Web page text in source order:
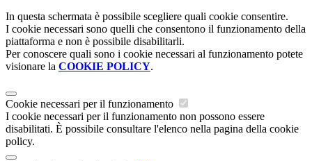
In questa schermata è possibile scegliere quali cookie consentire.
I cookie necessari sono quelli che consentono il funzionamento della
piattaforma e non è possibile disabilitarli.
Per conoscere quali sono i cookie necessari al funzionamento potete
visionare la COOKIE POLICY.
Cookie necessari per il funzionamento
I cookie necessari per il funzionamento non possono essere
disabilitati. È possibile consultare l'elenco nella pagina della cookie
policy.